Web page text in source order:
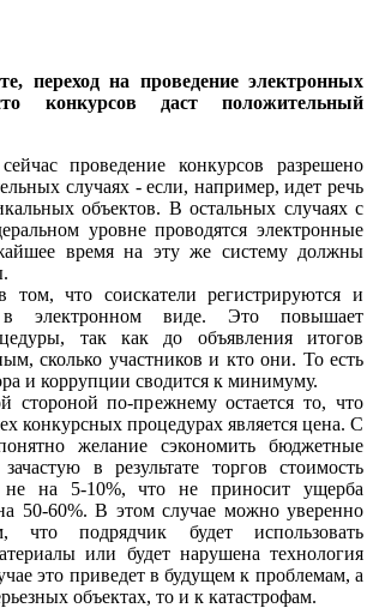
переход на проведение электронных
конкурсов даст положительный
проведение конкурсов разрешено
случаях - если, например, идет речь
объектов. В остальных случаях с
уровне проводятся электронные
время на эту же систему должны
том, что соискатели регистрируются и
электронном виде. Это повышает
так как до объявления итогов
сколько участников и кто они. То есть
и коррупции сводится к минимуму.
стороной по-прежнему остается то, что
конкурсных процедурах является цена. С
желание сэкономить бюджетные
в результате торгов стоимость
не на 5-10%, что не приносит ущерба
50-60%. В этом случае можно уверенно
что подрядчик будет использовать
или будет нарушена технология
это приведет в будущем к проблемам, а
объектах, то и к катастрофам.